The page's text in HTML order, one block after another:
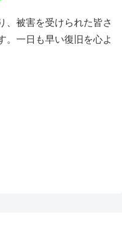
、被害を受けられた皆さ
。一日も早い復旧を心よ